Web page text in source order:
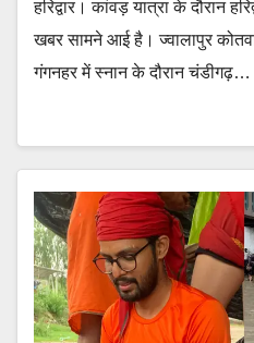
हरिद्वार। कांवड़ यात्रा के दौरान
खबर सामने आई है। ज्वालापुर
गंगनहर में स्नान के दौरान चंडीगढ़…